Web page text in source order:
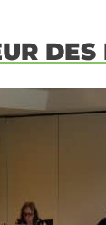
DES